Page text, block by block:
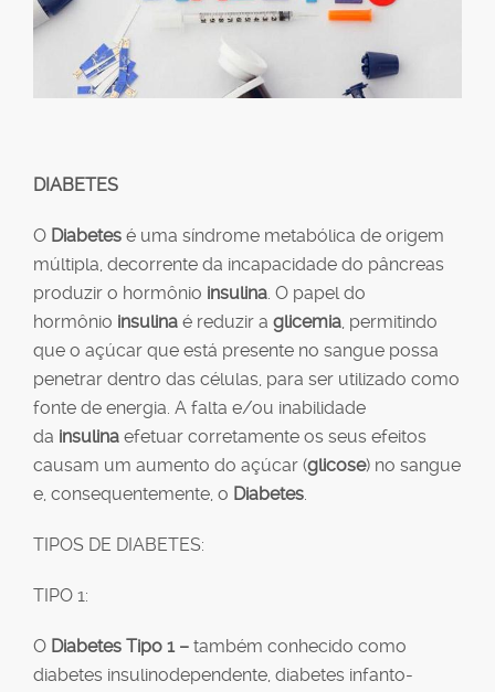
DIABETES
O Diabetes é uma síndrome metabólica de origem
múltipla, decorrente da incapacidade do pâncreas
produzir o hormônio insulina. O papel do
hormônio insulina é reduzir a glicemia, permitindo
que o açúcar que está presente no sangue possa
penetrar dentro das células, para ser utilizado como
fonte de energia. A falta e/ou inabilidade
da insulina efetuar corretamente os seus efeitos
causam um aumento do açúcar (glicose) no sangue
e, consequentemente, o Diabetes.
TIPOS DE DIABETES:
TIPO 1:
O Diabetes Tipo 1 – também conhecido como
diabetes insulinodependente, diabetes infanto-